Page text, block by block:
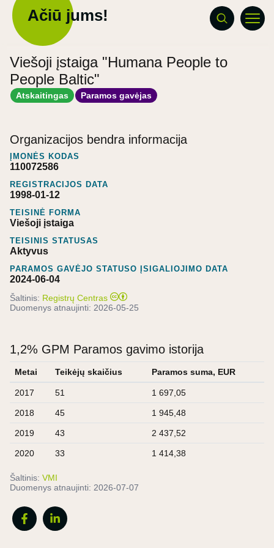
Ačiū jums!
Viešoji įstaiga "Humana People to
People Baltic"
Atskaitingas Paramos gavėjas
Organizacijos bendra informacija
ĮMONĖS KODAS
110072586
REGISTRACIJOS DATA
1998-01-12
TEISINĖ FORMA
Viešoji įstaiga
TEISINIS STATUSAS
Aktyvus
PARAMOS GAVĖJO STATUSO ĮSIGALIOJIMO DATA
2024-06-04
Šaltinis: Registrų Centras
Duomenys atnaujinti: 2026-05-25
1,2% GPM Paramos gavimo istorija
Metai Teikėjų skaičius Paramos suma, EUR
2017 51 1 697,05
2018 45 1 945,48
2019 43 2 437,52
2020 33 1 414,38
Šaltinis: VMI
Duomenys atnaujinti: 2026-07-07